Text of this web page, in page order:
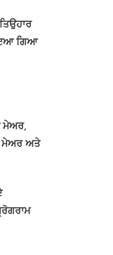
ਗਿਆ
ਮੇਅਰ,
ਮੇਅਰ ਅਤੇ